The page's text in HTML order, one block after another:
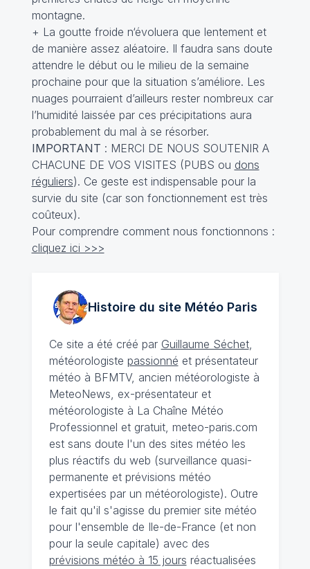
montagne.
+ La goutte froide n‘évoluera que lentement et
de manière assez aléatoire. Il faudra sans doute
attendre le début ou le milieu de la semaine
prochaine pour que la situation s’améliore. Les
nuages pourraient d’ailleurs rester nombreux car
l’humidité laissée par ces précipitations aura
probablement du mal à se résorber.
IMPORTANT : MERCI DE NOUS SOUTENIR A
CHACUNE DE VOS VISITES (PUBS ou dons
réguliers). Ce geste est indispensable pour la
survie du site (car son fonctionnement est très
coûteux).
Pour comprendre comment nous fonctionnons :
cliquez ici >>>
Histoire du site MétéoParis
Ce site a été créé par Guillaume Séchet,
météorologiste passionné et présentateur
météo à BFMTV, ancien météorologiste à
MeteoNews, ex-présentateur et
météorologiste à La Chaîne Météo
Professionnel et gratuit, meteo-paris.com
est sans doute l'un des sites météo les
plus réactifs du web (surveillance quasi-
permanente et prévisions météo
expertisées par un météorologiste). Outre
le fait qu'il s'agisse du premier site météo
pour l'ensemble de Ile-de-France (et non
pour la seule capitale) avec des
prévisions météo à 15 jours réactualisées